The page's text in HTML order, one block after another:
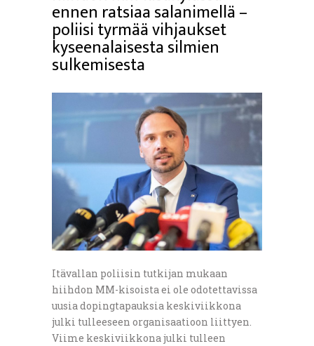
ennen ratsiaa salanimellä –
poliisi tyrmää vihjaukset
kyseenalaisesta silmien
sulkemisesta
Itävallan poliisin tutkijan mukaan
hiihdon MM-kisoista ei ole odotettavissa
uusia dopingtapauksia keskiviikkona
julki tulleeseen organisaatioon liittyen.
Viime keskiviikkona julki tulleen